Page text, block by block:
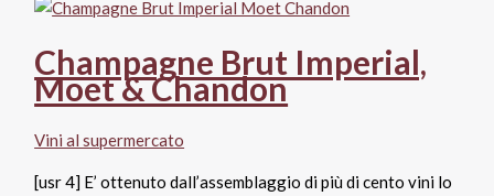
Champagne Brut Imperial,
Moet & Chandon
Vini al supermercato
[usr 4] E’ ottenuto dall’assemblaggio di più di cento vini lo